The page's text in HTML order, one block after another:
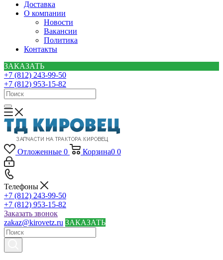
Доставка
О компании
Новости
Вакансии
Политика
Контакты
ЗАКАЗАТЬ
+7 (812) 243-99-50
+7 (812) 953-15-82
Отложенные 0 Корзина0 0
Телефоны
+7 (812) 243-99-50
+7 (812) 953-15-82
Заказать звонок
zakaz@kirovetz.ru ЗАКАЗАТЬ